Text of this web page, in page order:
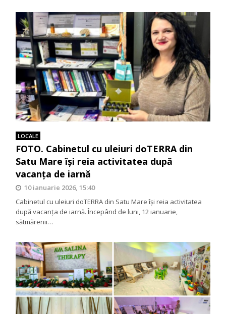
LOCALE
FOTO. Cabinetul cu uleiuri doTERRA din
Satu Mare își reia activitatea după
vacanța de iarnă
10 ianuarie 2026, 15:40
Cabinetul cu uleiuri doTERRA din Satu Mare își reia activitatea
după vacanța de iarnă. Începând de luni, 12 ianuarie,
sătmărenii…